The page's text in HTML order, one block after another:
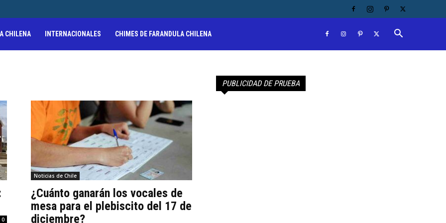
CHILENA INTERNACIONALES CHIMES DE FARANDULA CHILENA
0
Noticias de Chile
¿Cuánto ganarán los vocales de
mesa para el plebiscito del 17 de
diciembre?
PUBLICIDAD DE PRUEBA